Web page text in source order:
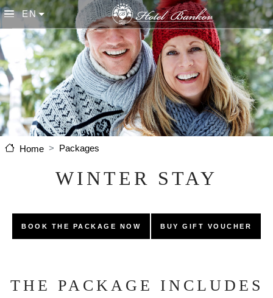
Skip to main content
EN List additional actions
Home Packages
WINTER STAY
BOOK THE PACKAGE NOW BUY GIFT VOUCHER
THE PACKAGE INCLUDES